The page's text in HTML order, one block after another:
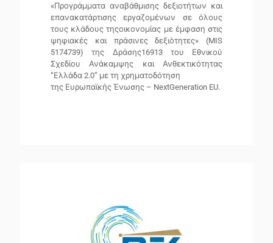
«Προγράμματα αναβάθμισης δεξιοτήτων και
επανακατάρτισης εργαζομένων σε όλους
τους κλάδους τηςοικονομίας με έμφαση στις
ψηφιακές και πράσινες δεξιότητες» (MIS
5174739) της Δράσης16913 του Εθνικού
Σχεδίου Ανάκαμψης και Ανθεκτικότητας
“Ελλάδα 2.0” με τη χρηματοδότηση
της Ευρωπαϊκής Ένωσης – NextGeneration EU.